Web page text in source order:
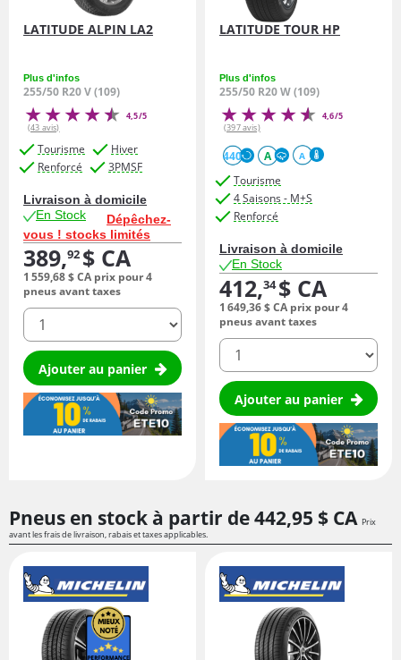
LATITUDE ALPIN LA2
Plus d'infos
255/50 R20 V (109)
4,5/5
(43 avis)
Tourisme
Hiver
Renforcé
3PMSF
Livraison à domicile
En Stock
Dépêchez-
vous ! stocks limités
389,92 $ CA
1 559,68$ CA prix pour 4
pneus avant taxes
quantité
Ajouter au panier
LATITUDE TOUR HP
Plus d'infos
255/50 R20 W (109)
4,6/5
(397 avis)
440 A A
Tourisme
4 Saisons - M+S
Renforcé
Livraison à domicile
En Stock
412,34$ CA
1 649,36$ CA prix pour 4
pneus avant taxes
quantité
Ajouter au panier
Pneus en stock à partir de442,95 $ CA Prix
avant les frais de livraison, rabais et taxes applicables.